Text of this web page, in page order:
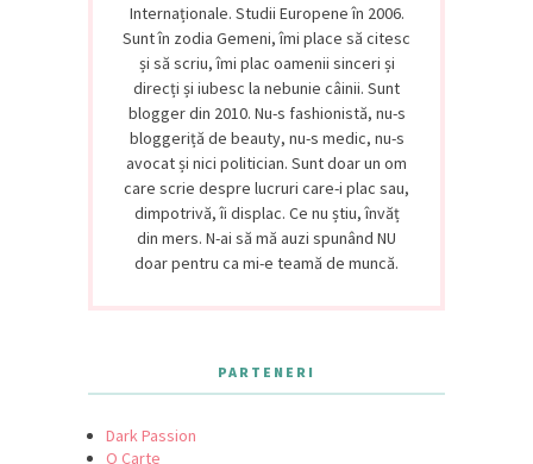
Internaționale. Studii Europene în 2006.
Sunt în zodia Gemeni, îmi place să citesc
și să scriu, îmi plac oamenii sinceri și
direcți și iubesc la nebunie câinii. Sunt
blogger din 2010. Nu-s fashionistă, nu-s
bloggeriță de beauty, nu-s medic, nu-s
avocat și nici politician. Sunt doar un om
care scrie despre lucruri care-i plac sau,
dimpotrivă, îi displac. Ce nu știu, învăț
din mers. N-ai să mă auzi spunând NU
doar pentru ca mi-e teamă de muncă.
PARTENERI
Dark Passion
O Carte